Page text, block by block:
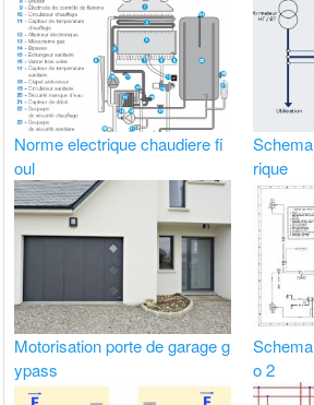
Norme electrique chaudiere fi
oul
rique
Motorisation porte de garage g
ypass
o 2